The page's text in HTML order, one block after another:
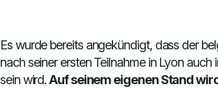
Es wurde bereits angekündigt, dass der
nach seiner ersten Teilnahme in Lyon
sein wird.Auf seinem eigenen Stand